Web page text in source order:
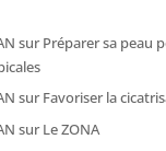
surPréparer sa peau
surFavoriser la
surLe ZONA